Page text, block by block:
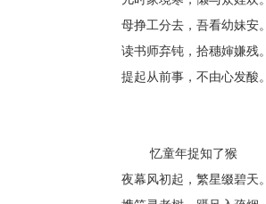
母挣工分去，吾看幼妹安。
读书师弃钝，拾穗婶嫌残。
提起从前事，不由心发酸。
忆童年捉知了猴
夜幕风初起，繁星缀碧天。